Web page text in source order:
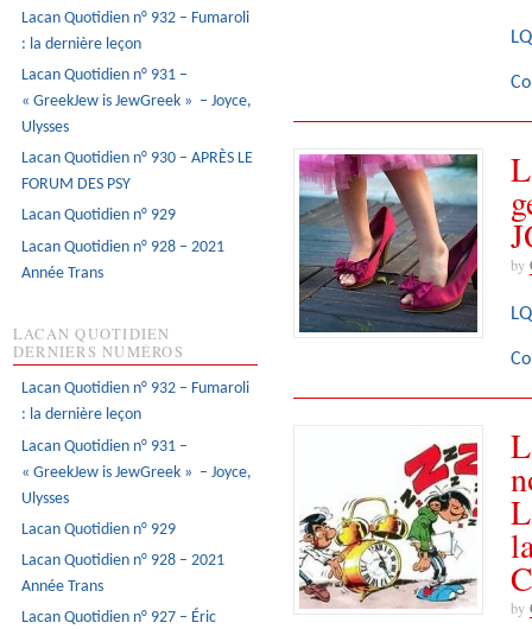
by
by
Lacan Quotidien n° 932 – Fumaroli
: la dernière leçon
Lacan Quotidien n° 931 –
« GreekJew is JewGreek » – Joyce,
Ulysses
Lacan Quotidien n° 930 – APRÈS LE
FORUM DES PSY
Lacan Quotidien n° 929
Lacan Quotidien n° 928 – 2021
Année Trans
LACAN QUOTIDIEN
DERNIERS NUMÉROS
Lacan Quotidien n° 932 – Fumaroli
: la dernière leçon
Lacan Quotidien n° 931 –
« GreekJew is JewGreek » – Joyce,
Ulysses
Lacan Quotidien n° 929
Lacan Quotidien n° 928 – 2021
Année Trans
Lacan Quotidien n° 927 – Éric